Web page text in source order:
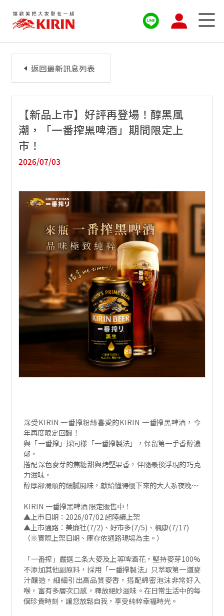
【新品上市】好評再登場！醇黑風
潮，「一番搾黑啤酒」期間限定上
市！
2026/07/03
深受KIRIN 一番搾粉絲喜愛的KIRIN 一番搾黑啤酒，今
年再度限定回歸！
與「一番搾」採同樣「一番搾製法」，保留第一手香醇濃
郁，
搭配深色麥芽的焦糖甜與烤堅果香，伴隨最後浮現的巧克
力滋味，
醇厚卻滑順的細膩風味，獻給懂得慢下來的大人系夜晚～
KIRIN 一番搾黑啤酒 限定販售中！
▲上市日期：2026/07/02 起陸續上架
▲上市通路：美廉社(7/2)、好市多(7/5)、楓康(7/17)
（※實際上架日期、庫存依通路現場為主。）
「一番搾」嚴選二条大麥及上等啤酒花，堅持麥芽100%
不添加其他副原料，採用「一番搾製法」只萃取第一道麥
汁釀造，細細引出高品質麥香，搭配綿密泡沫非常好入
喉，富有多層次口感，釋放絕妙滋味。在日常生活中的每
個珍貴時刻，讓您放鬆自我，享受純粹幸福時光。
返回最新訊息列表